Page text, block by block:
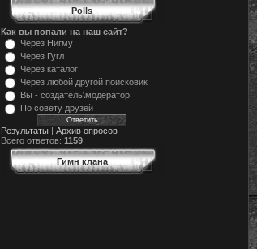
Polls
Как вы попали на наш сайт?
Через Нигму
Через Гугл
Через каталог
Через любой другой поисковик
Вы - создатель\модератор
По совету друзей
Результаты | Архив опросов
Всего ответов: 1159
Гимн клана